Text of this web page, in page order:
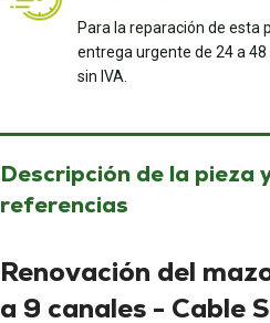
Para la reparación de esta
entrega urgente de 24 a
sin IVA.
Descripción de la pieza
referencias
Renovación del
a 9 canales - Cable